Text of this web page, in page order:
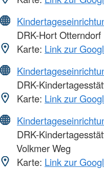
DRK-Hort Otterndorf
Karte: Link zur
DRK-
Karte: Link zur
DRK-
Volkmer Weg
Karte: Link zur